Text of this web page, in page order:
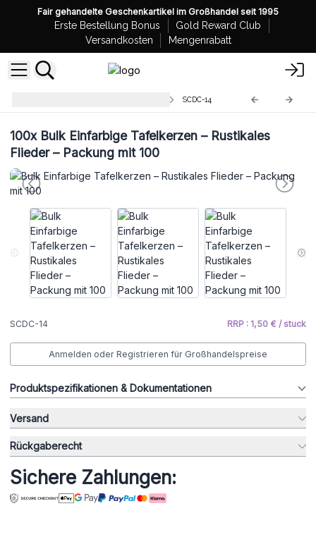
Fair gehandelte Geschenkartikel im Großhandel seit 1995
Erste Bestellung Bonus
Gold Reward Club
Versandkosten
Mengenrabatt
SCDC-14
100xBulk Einfarbige Tafelkerzen – Rustikales
Flieder – Packung mit 100
SCDC-14 RRP : 1,50 € / stuck
Anmelden oder Registrieren für Großhandelspreise
Produktspezifikationen & Dokumentationen
Versand
Rückgaberecht
Sichere Zahlungen: